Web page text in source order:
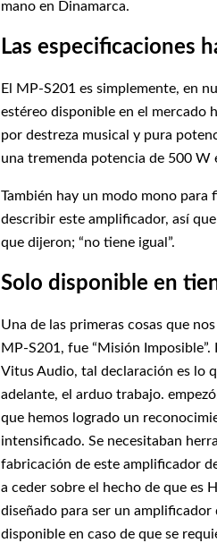
mano en Dinamarca.
Las especificaciones
El MP-S201 es simplemente, en
estéreo disponible en el mercado
por destreza musical y pura
una tremenda potencia de 500 W
También hay un modo mono para
describir este amplificador, así
que dijeron; “no tiene igual”.
Solo disponible en
Una de las primeras cosas que
MP-S201, fue “Misión
Vitus Audio, tal declaración es lo
adelante, el arduo trabajo.
que hemos logrado un
intensificado. Se necesitaban
fabricación de este amplificador
a ceder sobre el hecho de que es
diseñado para ser un
disponible en caso de que se